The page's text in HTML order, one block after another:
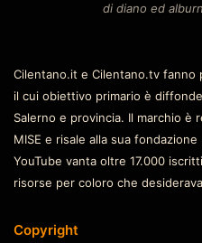
di diano ed
Cilentano.it e Cilentano.tv fanno
il cui obiettivo primario è
Salerno e provincia. Il marchio è
MISE e risale alla sua
YouTube vanta oltre 17.000
risorse per coloro che
Copyright